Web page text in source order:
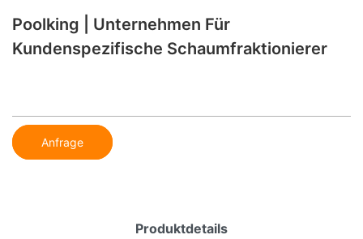
Poolking | Unternehmen Für
Kundenspezifische Schaumfraktionierer
Anfrage
Produktdetails